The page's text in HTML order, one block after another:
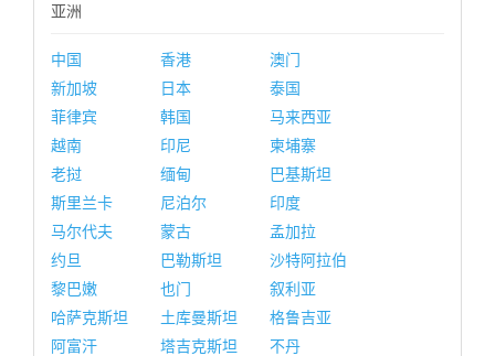
亚洲
中国 香港
澳门
新加坡
日本
泰国
菲律宾
韩国
马来西亚
越南
印尼
柬埔寨
老挝
缅甸
巴基斯坦
斯里兰卡
尼泊尔
印度
马尔代夫
蒙古
孟加拉
约旦
巴勒斯坦
沙特阿拉伯
黎巴嫩
也门
叙利亚
哈萨克斯坦
土库曼斯坦
格鲁吉亚
阿富汗
塔吉克斯坦
不丹